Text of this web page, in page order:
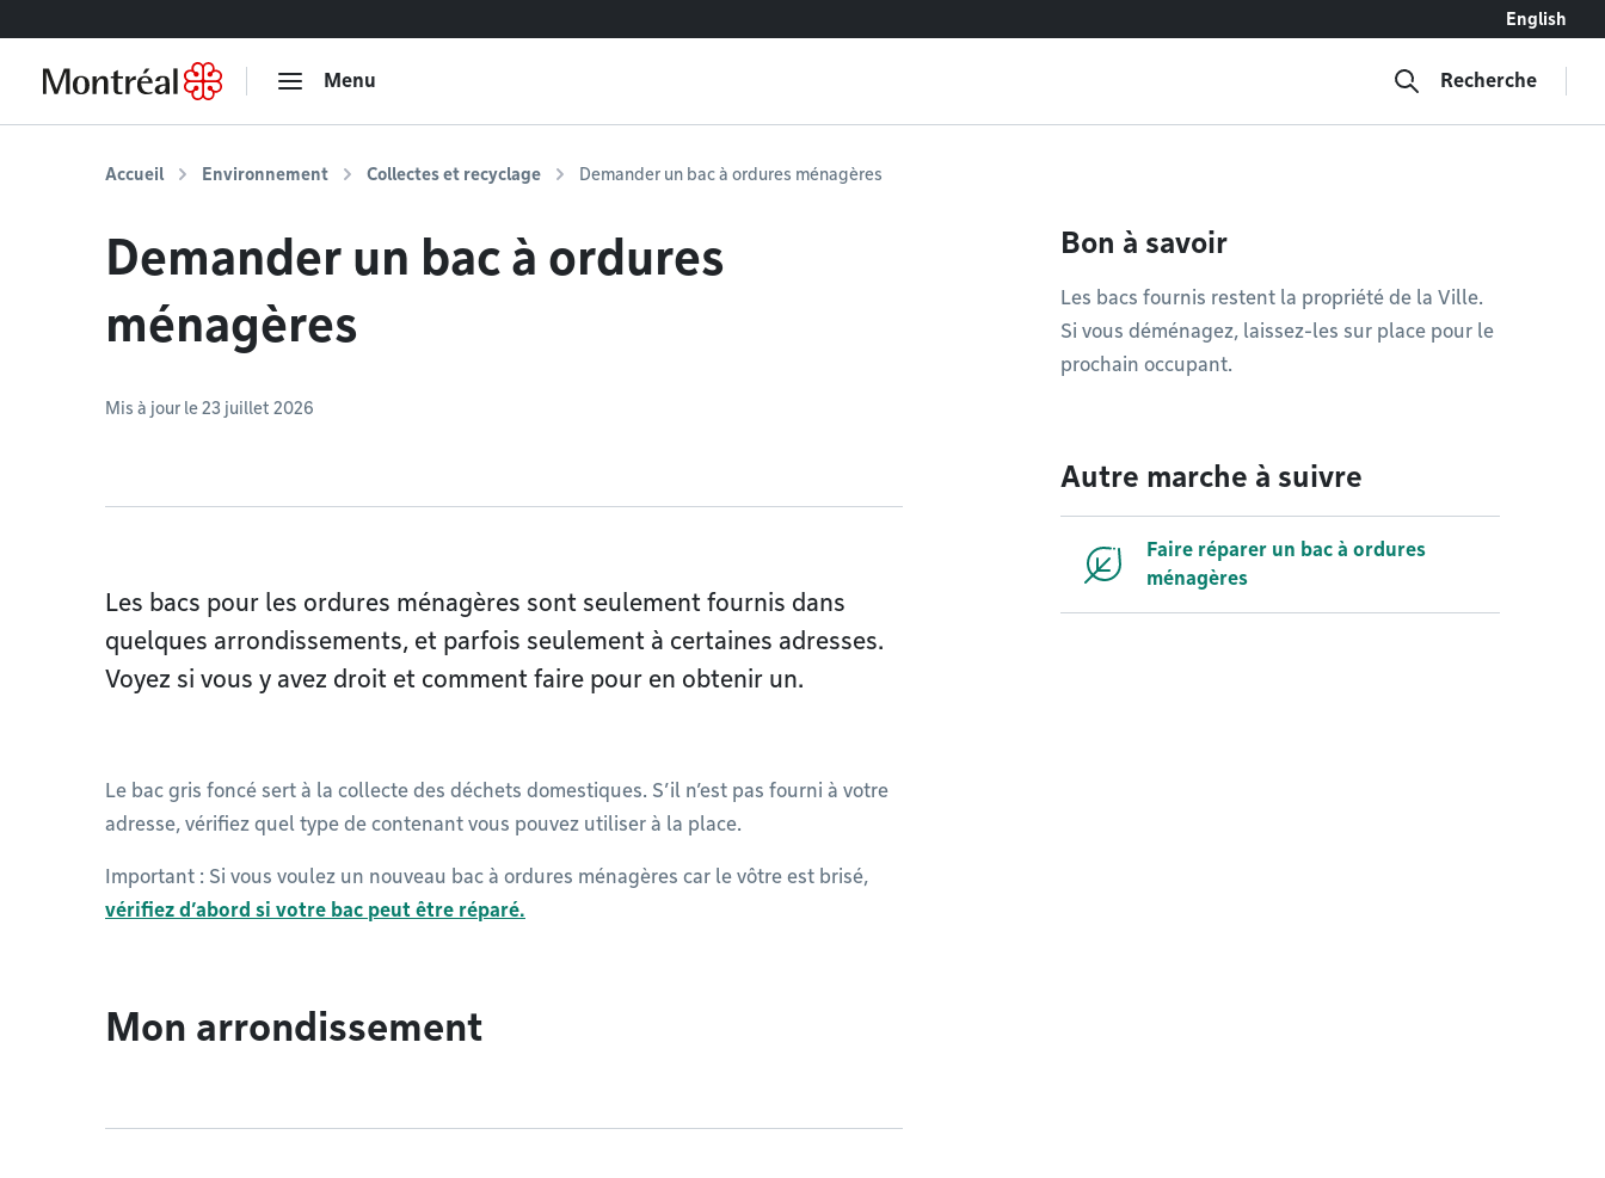
English
Menu Recherche
Accueil Environnement Collectes et recyclage Demander un bac à ordures ménagères
Demander un bac à ordures
ménagères
Mis à jour le 23 juillet 2026
Les bacs pour les ordures ménagères sont seulement fournis dans
quelques arrondissements, et parfois seulement à certaines adresses.
Voyez si vous y avez droit et comment faire pour en obtenir un.
Le bac gris foncé sert à la collecte des déchets domestiques. S’il n’est pas fourni à votre
adresse, vérifiez quel type de contenant vous pouvez utiliser à la place.
Important : Si vous voulez un nouveau bac à ordures ménagères car le vôtre est brisé,
vérifiez d’abord si votre bac peut être réparé.
Mon arrondissement
Bon à savoir
Les bacs fournis restent la propriété de la Ville.
Si vous déménagez, laissez-les sur place pour le
prochain occupant.
Autre marche à suivre
Faire réparer un bac à ordures
ménagères